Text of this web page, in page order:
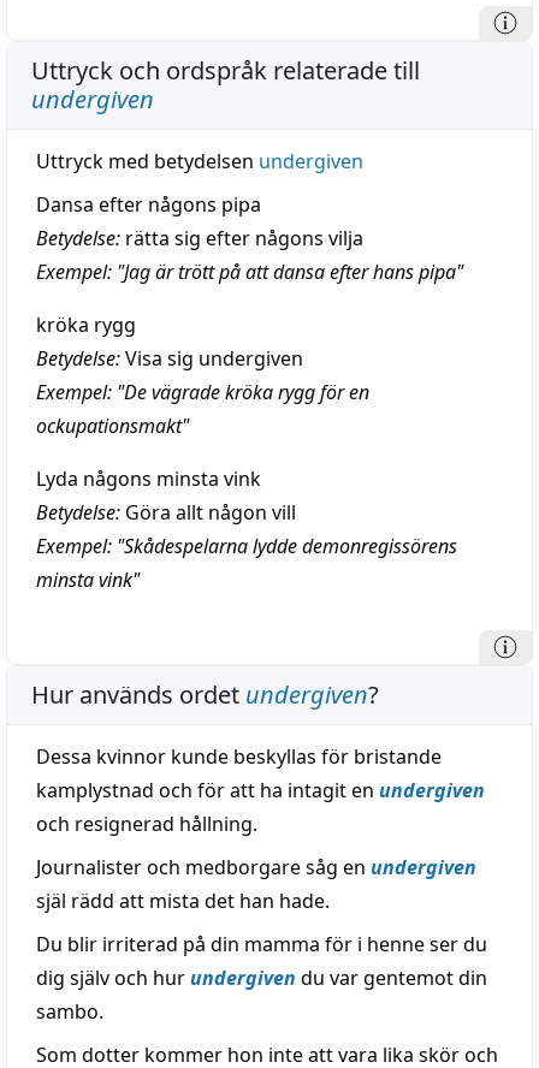
Uttryck och ordspråk relaterade till
undergiven
Uttryck med betydelsen undergiven
Dansa efter någons pipa
Betydelse: rätta sig efter någons vilja
Exempel: "Jag är trött på att dansa efter hans pipa"
kröka rygg
Betydelse:Visa sig undergiven
Exempel: "De vägrade kröka rygg för en
ockupationsmakt"
Lyda någons minsta vink
Betydelse: Göra allt någon vill
Exempel: "Skådespelarna lydde demonregissörens
minsta vink"
Hur används ordet undergiven?
Dessa kvinnor kunde beskyllas för bristande
kamplystnad och för att ha intagit en undergiven
och resignerad hållning.
Journalister och medborgare såg en undergiven
själ rädd att mista det han hade.
Du blir irriterad på din mamma för i henne ser du
dig själv och hurundergiven du var gentemot din
sambo.
Som dotter kommer hon inte att vara lika skör och